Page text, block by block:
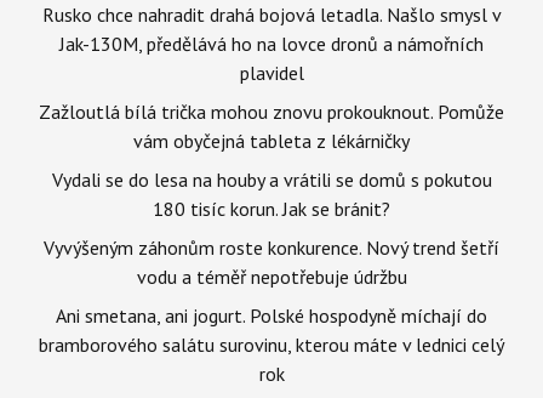
Rusko chce nahradit drahá bojová letadla. Našlo smysl v
Jak-130M, předělává ho na lovce dronů a námořních
plavidel
Zažloutlá bílá trička mohou znovu prokouknout. Pomůže
vám obyčejná tableta z lékárničky
Vydali se do lesa na houby a vrátili se domů s pokutou
180 tisíc korun. Jak se bránit?
Vyvýšeným záhonům roste konkurence. Nový trend šetří
vodu a téměř nepotřebuje údržbu
Ani smetana, ani jogurt. Polské hospodyně míchají do
bramborového salátu surovinu, kterou máte v lednici celý
rok